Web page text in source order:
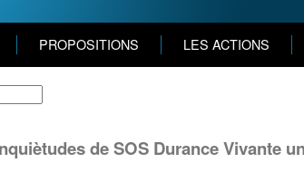
PROPOSITIONS LES ACTIONS
de SOS Durance Vivante